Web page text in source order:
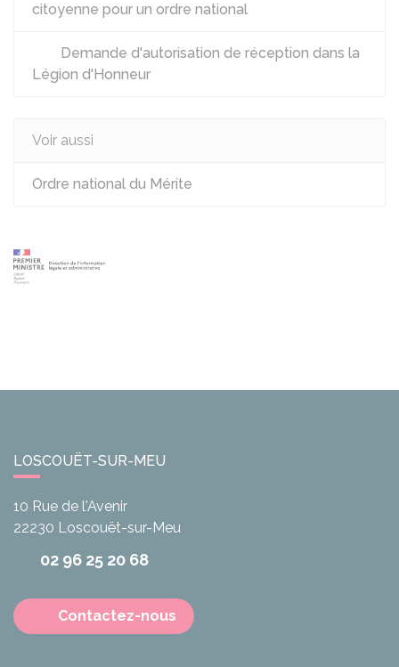
citoyenne pour un ordre national
Demande d'autorisation de réception dans la
Légion d'Honneur
Voir aussi
Ordre national du Mérite
LOSCOUËT-SUR-MEU
10 Rue de l'Avenir
22230 Loscouët-sur-Meu
02 96 25 20 68
Contactez-nous